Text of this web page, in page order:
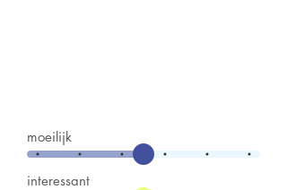
moeilijk
interessant